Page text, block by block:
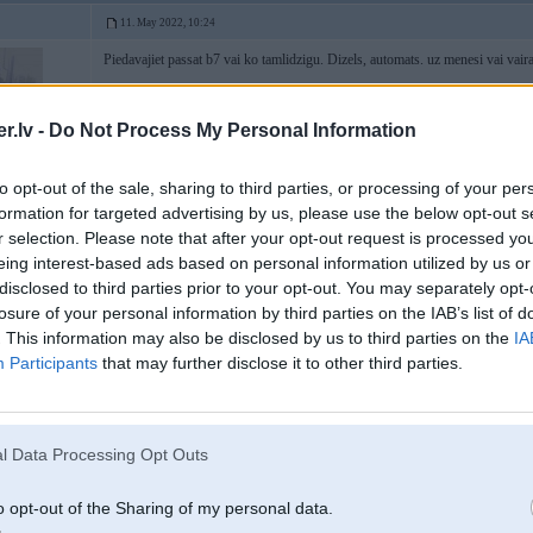
- Do Not Process My Personal Information
opt-out of the sale, sharing to third parties, or processing of your
for targeted advertising by us, please use the below opt-out
selection. Please note that after your opt-out request is processed
interest-based ads based on personal information utilized by us
to third parties prior to your opt-out. You may separately
of your personal information by third parties on the IAB’s list of
This information may also be disclosed by us to third parties on the
Participants that may further disclose it to other third parties.
Data Processing Opt Outs
opt-out of the Sharing of my personal data.
11. May 2022, 10:24
Piedavajiet passat b7 vai ko tamlidzigu. Dizels, automats. uz menesi vai
13. May 2022, 15:01
10 May 2022, 07:51:41
rakstīja:
Varat ieteikt kādu labu autonomu Itālijā, Sardīnijā? Sixt, europacar u.c
Mazajiem kantoriem pēc pieredzes vairāk smalkās drukas un beigās vēl